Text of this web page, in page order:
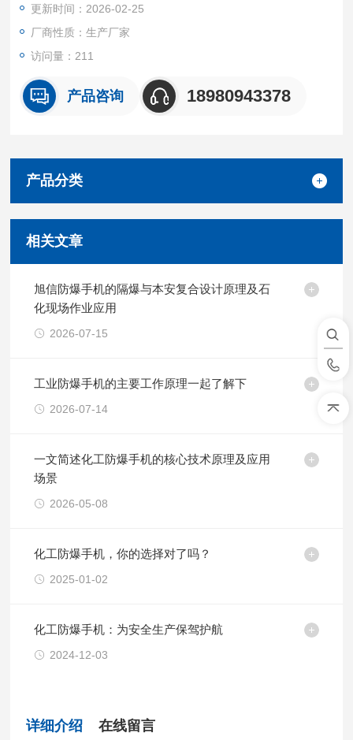
牌原型机
更新时间：2026-02-25
厂商性质：生产厂家
访问量：211
产品咨询 18980943378
产品分类
相关文章
旭信防爆手机的隔爆与本安复合设计原理及石
化现场作业应用
2026-07-15
工业防爆手机的主要工作原理一起了解下
2026-07-14
一文简述化工防爆手机的核心技术原理及应用
场景
2026-05-08
化工防爆手机，你的选择对了吗？
2025-01-02
化工防爆手机：为安全生产保驾护航
2024-12-03
详细介绍 在线留言